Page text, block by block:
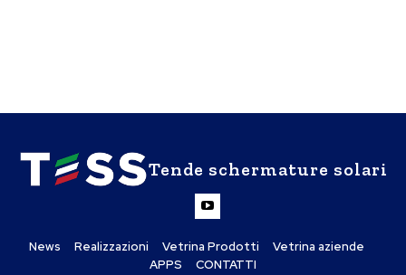
Tende schermature solari
News Realizzazioni Vetrina Prodotti
Vetrina aziende
APPS
CONTATTI